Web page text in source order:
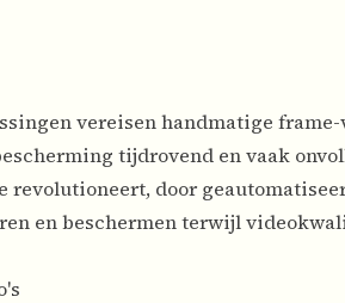
vereisen handmatige
tijdrovend en vaak
revolutioneert, door
en beschermen terwijl